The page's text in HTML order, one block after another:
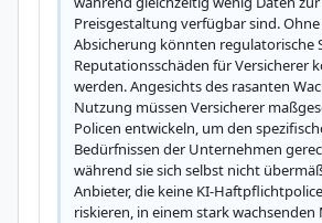
Preisgestaltung verfügbar sind.
Absicherung könnten regulatorische
Reputationsschäden für Versicherer
werden. Angesichts des rasanten
Nutzung müssen Versicherer
Policen entwickeln, um den
Bedürfnissen der Unternehmen
während sie sich selbst nicht
Anbieter, die keine KI-
riskieren, in einem stark wachsenden